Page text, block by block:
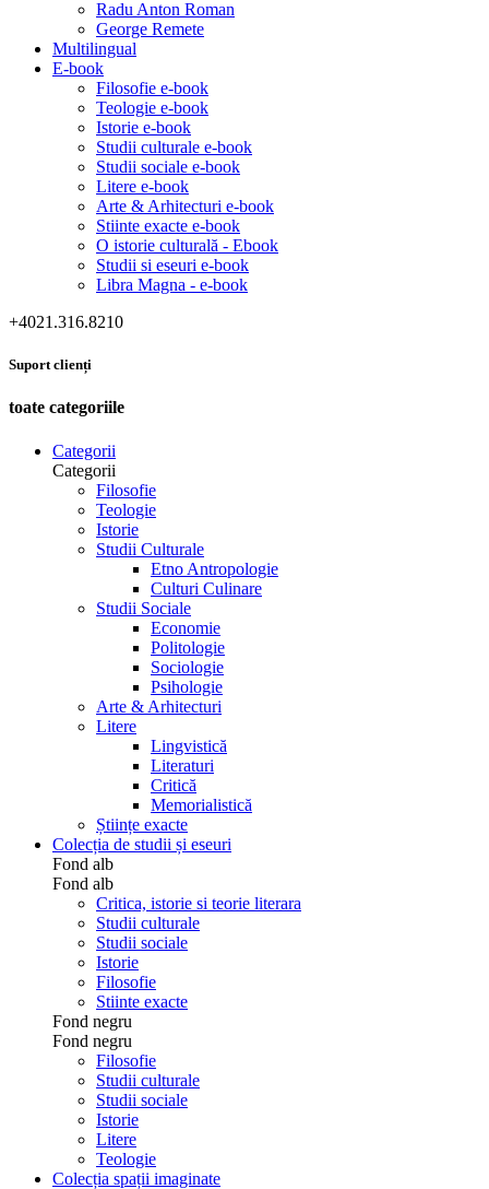
Radu Anton Roman
George Remete
Multilingual
E-book
Filosofie e-book
Teologie e-book
Istorie e-book
Studii culturale e-book
Studii sociale e-book
Litere e-book
Arte & Arhitecturi e-book
Stiinte exacte e-book
O istorie culturală - Ebook
Studii si eseuri e-book
Libra Magna - e-book
+4021.316.8210
Suport clienți
toate categoriile
Categorii
Categorii
Filosofie
Teologie
Istorie
Studii Culturale
Etno Antropologie
Culturi Culinare
Studii Sociale
Economie
Politologie
Sociologie
Psihologie
Arte & Arhitecturi
Litere
Lingvistică
Literaturi
Critică
Memorialistică
Științe exacte
Colecția de studii și eseuri
Fond alb
Fond alb
Critica, istorie si teorie literara
Studii culturale
Studii sociale
Istorie
Filosofie
Stiinte exacte
Fond negru
Fond negru
Filosofie
Studii culturale
Studii sociale
Istorie
Litere
Teologie
Colecția spații imaginate